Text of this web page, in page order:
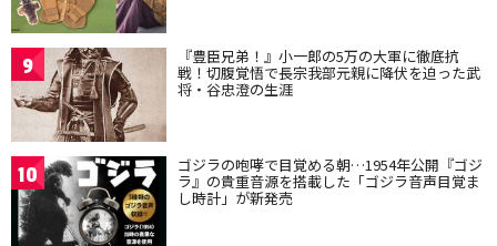
9 『豊臣兄弟！』小一郎の5万の大軍に徹底抗
戦！切腹覚悟で長宗我部元親に降伏を迫った武
将・谷忠澄の生涯
10 ゴジラの咆哮で目覚める朝…1954年公開『ゴジ
ラ』の貴重音源を搭載した「ゴジラ音声目覚ま
し時計」が新発売